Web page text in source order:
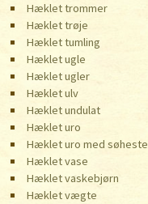
Hæklet trommer
Hæklet trøje
Hæklet tumling
Hæklet ugle
Hæklet ugler
Hæklet ulv
Hæklet undulat
Hæklet uro
Hæklet uro med søheste
Hæklet vase
Hæklet vaskebjørn
Hæklet vægte